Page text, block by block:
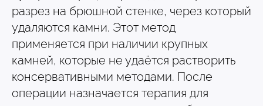
разрез на брюшной стенке, через который
удаляются камни. Этот метод
применяется при наличии крупных
камней, которые не удаётся растворить
консервативными методами. После
операции назначается терапия для